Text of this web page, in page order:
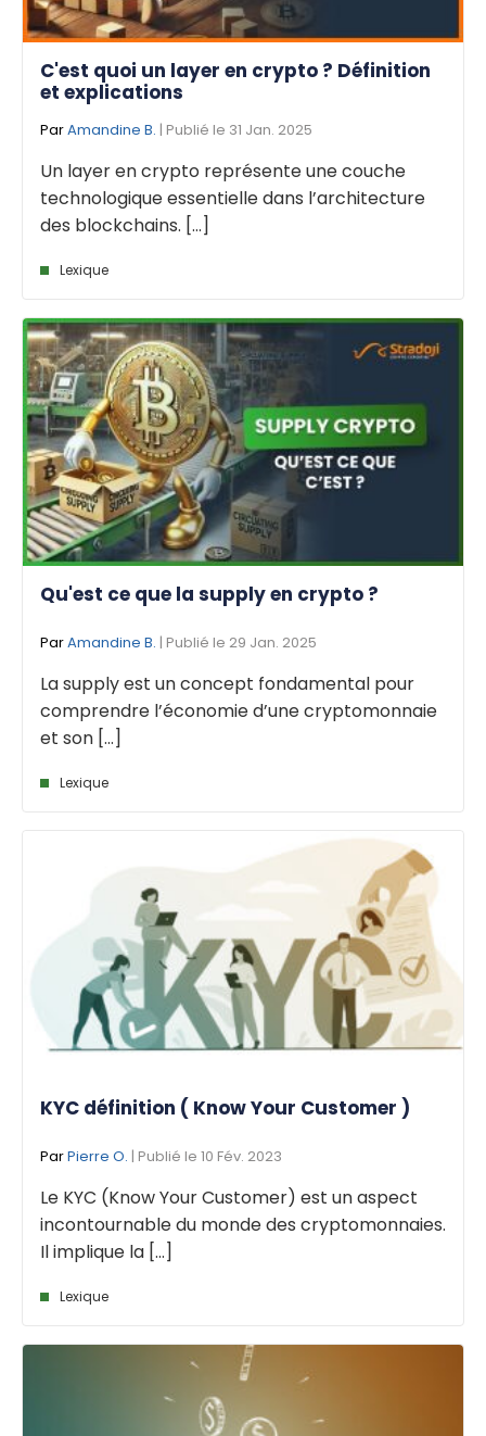
C'est quoi un layer en crypto ? Définition
et explications
ParAmandine B. | Publié le 31 Jan. 2025
Un layer en crypto représente une couche
technologique essentielle dans l’architecture
des blockchains. [...]
Lexique
Qu'est ce que la supply en crypto ?
ParAmandine B. | Publié le 29 Jan. 2025
La supply est un concept fondamental pour
comprendre l’économie d’une cryptomonnaie
et son [...]
Lexique
KYC définition ( Know Your Customer )
ParPierre O. | Publié le 10 Fév. 2023
Le KYC (Know Your Customer) est un aspect
incontournable du monde des cryptomonnaies.
Il implique la [...]
Lexique